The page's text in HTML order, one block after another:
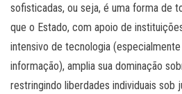
sofisticadas, ou seja, é uma forma de
que o Estado, com apoio de
intensivo de tecnologia
informação), amplia sua dominação
restringindo liberdades individuais sob